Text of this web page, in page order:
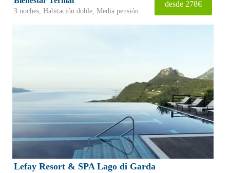
3 noches, Habitación doble, Media pensión
desde 278€
Lefay Resort & SPA Lago di Garda